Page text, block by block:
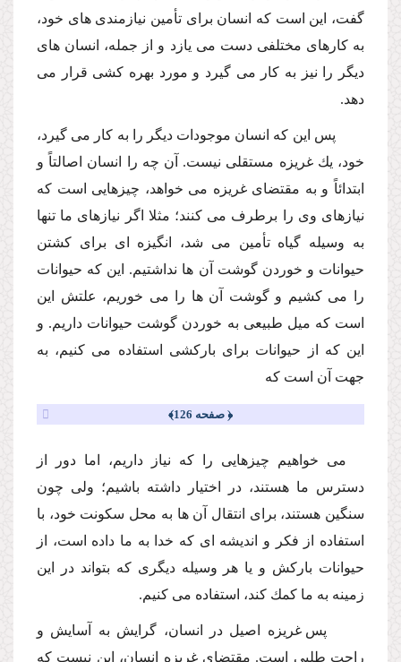
گفت، این است كه انسان براى تأمین نیازمندى هاى خود،
به كارهاى مختلفى دست مى یازد و از جمله، انسان هاى
دیگر را نیز به كار مى گیرد و مورد بهره كشى قرار مى
دهد.
پس این كه انسان موجودات دیگر را به كار مى گیرد،
خود، یك غریزه مستقلى نیست. آن چه را انسان اصالتاً و
ابتدائاً و به مقتضاى غریزه مى خواهد، چیزهایى است كه
نیازهاى وى را برطرف مى كنند؛ مثلا اگر نیازهاى ما تنها
به وسیله گیاه تأمین مى شد، انگیزه اى براى كشتن
حیوانات و خوردن گوشت آن ها نداشتیم. این كه حیوانات
را مى كشیم و گوشت آن ها را مى خوریم، علتش این
است كه میل طبیعى به خوردن گوشت حیوانات داریم. و
این كه از حیوانات براى باركشى استفاده مى كنیم، به
جهت آن است كه
﴿ صفحه 126﴾
مى خواهیم چیزهایى را كه نیاز داریم، اما دور از
دسترس ما هستند، در اختیار داشته باشیم؛ ولى چون
سنگین هستند، براى انتقال آن ها به محل سكونت خود، با
استفاده از فكر و اندیشه اى كه خدا به ما داده است، از
حیوانات باركش و یا هر وسیله دیگرى كه بتواند در این
زمینه به ما كمك كند، استفاده مى كنیم.
پس غریزه اصیل در انسان، گرایش به آسایش و
راحت طلبى است. مقتضاى غریزه انسان، این نیست كه